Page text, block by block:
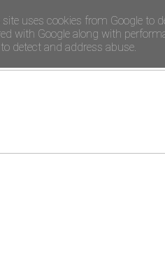
uses cookies from Google to
with Google along with
detect and address abuse.